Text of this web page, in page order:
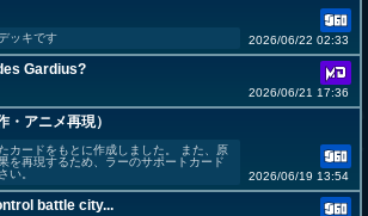
ッキです 2026/06/22 02:33
Gardius?
2026/06/21 17:36
・アニメ再現）
カードをもとに作成しました。 また、原
を再現するため、ラーのサポートカード
い。
2026/06/19 13:54
battle city...